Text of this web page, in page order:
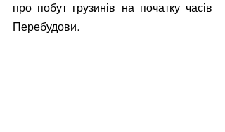
про побут грузинів на початку часів
Перебудови.